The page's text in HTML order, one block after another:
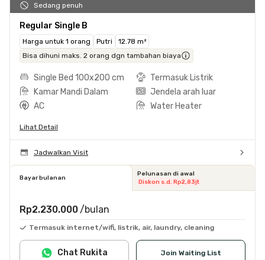
Sedang penuh
Regular Single B
Harga untuk 1 orang Putri
12.78 m²
Bisa dihuni maks. 2 orang dgn tambahan biaya
Single Bed 100x200 cm
Termasuk Listrik
Kamar Mandi Dalam
Jendela arah luar
AC
Water Heater
Lihat Detail
Jadwalkan Visit
Bayar bulanan
Pelunasan di awal
Diskon s.d. Rp2,83jt
Rp2.230.000 /bulan
Termasuk internet/wifi, listrik, air, laundry, cleaning
Join Waiting List
Chat Rukita